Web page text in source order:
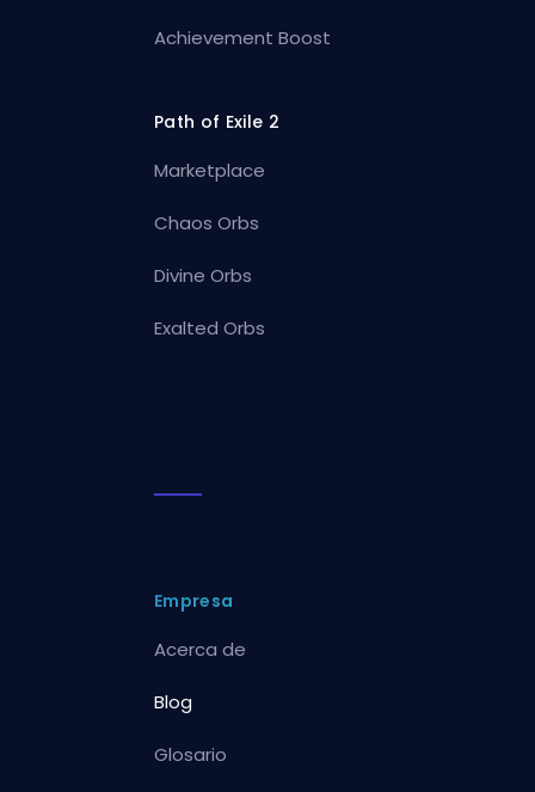
Achievement Boost
Path of Exile 2
Marketplace
Chaos Orbs
Divine Orbs
Exalted Orbs
Empresa
Acerca de
Blog
Glosario